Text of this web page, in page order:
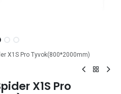
X1S Pro Tyvok(800*2000mm)
X1S Pro